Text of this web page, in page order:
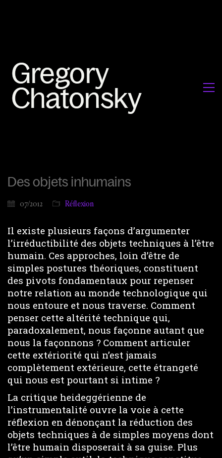
Des objets inhumains
07/2012 Réflexion
Il existe plusieurs façons d’argumenter
l’irréductibilité des objets techniques à l’être
humain. Ces approches, loin d’être de
simples postures théoriques, constituent
des pivots fondamentaux pour repenser
notre relation au monde technologique qui
nous entoure et nous traverse. Comment
penser cette altérité technique qui,
paradoxalement, nous façonne autant que
nous la façonnons ? Comment articuler
cette extériorité qui n’est jamais
complètement extérieure, cette étrangeté
qui nous est pourtant si intime ?
La critique heideggérienne de
l’instrumentalité ouvre la voie à cette
réflexion en dénonçant la réduction des
objets techniques à de simples moyens dont
l’être humain disposerait à sa guise. Plus